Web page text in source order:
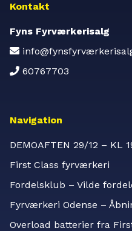
Kontakt
Fyns Fyrværkerisalg
60767703
Navigation
DEMOAFTEN 29/12 – KL
First Class fyrværkeri
Fordelsklub – Vilde
Fyrværkeri Odense –
Overload batterier fra